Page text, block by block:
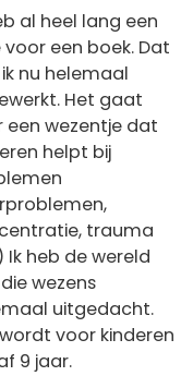
al heel lang een
voor een boek. Dat
nu helemaal
Het gaat
een wezentje dat
helpt bij
trauma
Ik heb de wereld
wezens
uitgedacht.
voor kinderen
9 jaar.